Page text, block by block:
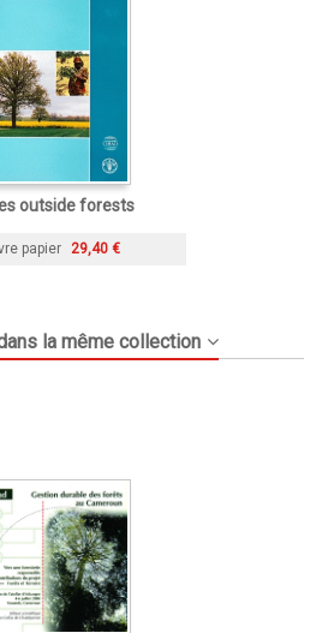
outside forests
papier 29,40 €
la même collection